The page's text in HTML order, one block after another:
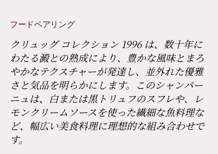
フードペアリング
クリュッグ コレクション 1996 は、数十年に
わたる澱との熟成により、豊かな風味とまろ
やかなテクスチャーが発達し、並外れた優雅
さと気品を明らかにします。このシャンパー
ニュは、白または黒トリュフのスフレや、レ
モンクリームソースを使った繊細な魚料理な
ど、幅広い美食料理に理想的な組み合わせで
す。